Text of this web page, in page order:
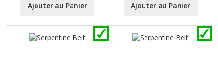
Ajouter au Panier Ajouter au Panier